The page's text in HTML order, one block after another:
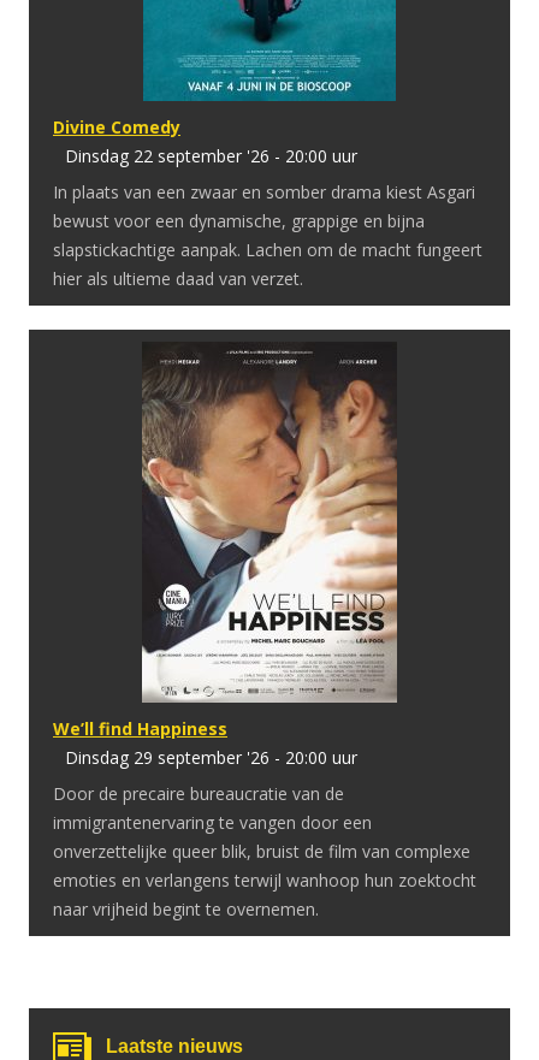
Divine Comedy
dinsdag 22 september '26 - 20:00 uur
In plaats van een zwaar en somber drama kiest Asgari
bewust voor een dynamische, grappige en bijna
slapstickachtige aanpak. Lachen om de macht fungeert
hier als ultieme daad van verzet.
We’ll find Happiness
dinsdag 29 september '26 - 20:00 uur
Door de precaire bureaucratie van de
immigrantenervaring te vangen door een
onverzettelijke queer blik, bruist de film van complexe
emoties en verlangens terwijl wanhoop hun zoektocht
naar vrijheid begint te overnemen.
Laatste nieuws